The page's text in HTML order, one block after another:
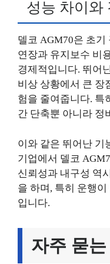
성능 차이와
델코 AGM70은 초기
연장과 유지보수 비
경제적입니다. 뛰어
비상 상황에서 큰 장
험을 줄여줍니다. 특
간 단축뿐 아니라 정
이와 같은 뛰어난 기
기업에서 델코
신뢰성과 내구성 역
을 하며, 특히 운행
입니다.
자주 묻